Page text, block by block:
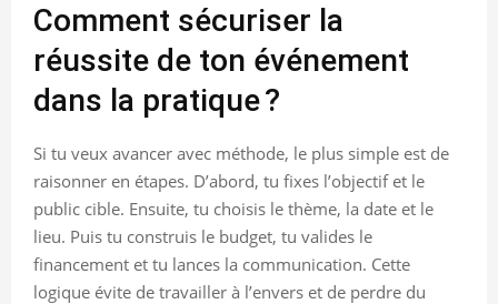
Comment sécuriser la
réussite de ton événement
dans la pratique ?
Si tu veux avancer avec méthode, le plus simple est de
raisonner en étapes. D’abord, tu fixes l’objectif et le
public cible. Ensuite, tu choisis le thème, la date et le
lieu. Puis tu construis le budget, tu valides le
financement et tu lances la communication. Cette
logique évite de travailler à l’envers et de perdre du